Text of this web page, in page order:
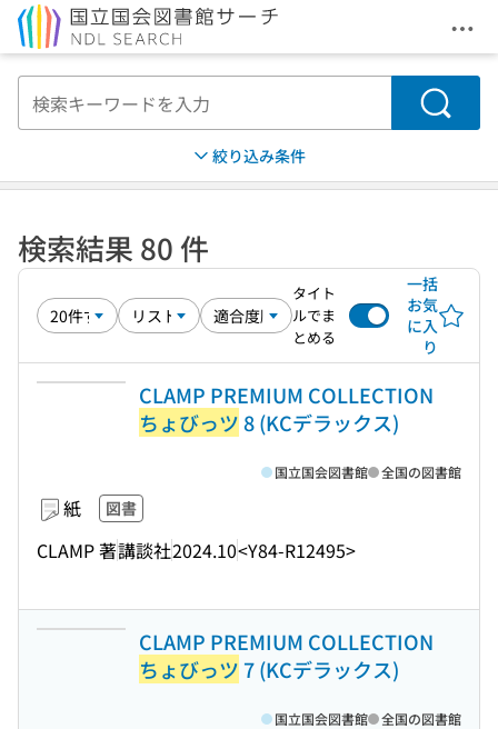
メ
検索
絞り込み条件
検索結果 80 件
タイト
ルでま
とめる
一括
お気
に入
り
CLAMP PREMIUM COLLECTION
ちょびっツ8 (KCデラックス)
紙 図書
CLAMP 著講談社2024.10<Y84-R12495>
国立国会図書館 全国の図書館
CLAMP PREMIUM COLLECTION
ちょびっツ7 (KCデラックス)
国立国会図書館 全国の図書館